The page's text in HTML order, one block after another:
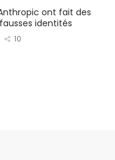
ont fait des
identités
10